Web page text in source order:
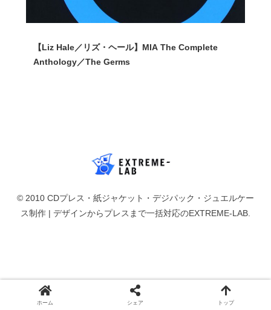
【Liz Hale／リズ・ヘール】MIA The Complete
Anthology／The Germs
© 2010 CDプレス・紙ジャケット・デジパック・ジュエルケー
ス制作 | デザインからプレスまで一括対応のEXTREME-LAB.
ホーム シェア トップ